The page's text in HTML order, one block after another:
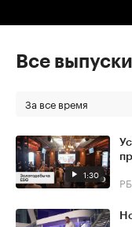
Все
За все время
1:30